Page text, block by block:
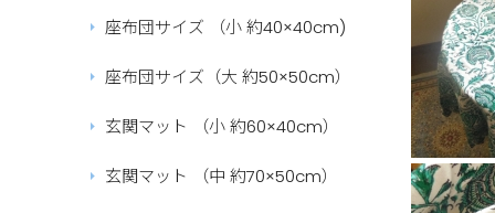
座布団サイズ （小 約40×40cm)
座布団サイズ（大 約50×50cm）
玄関マット （小 約60×40cm）
玄関マット （中 約70×50cm）